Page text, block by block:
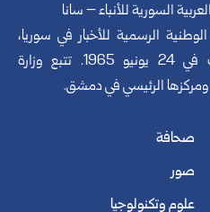
السورية للأنباء – سانا
الوطنية الرسمية للأخبار في سوريا،
تأسست في 24 يونيو 1965. تتبع وزارة
ومركزها الرئيسي في دمشق.
صحافة
صور
علوم وتكنولوجيا